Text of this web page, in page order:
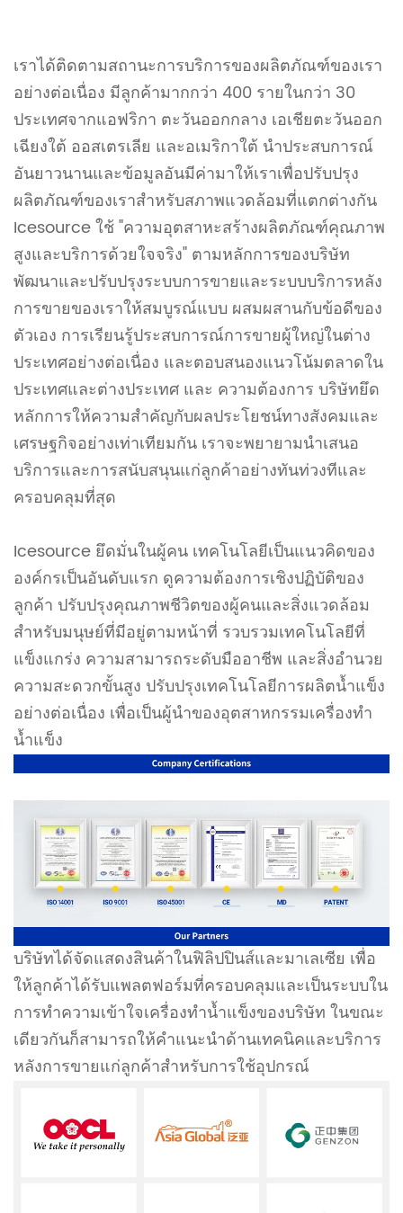
เราได้ติดตามสถานะการบริการของผลิตภัณฑ์ของเรา
อย่างต่อเนื่อง มีลูกค้ามากกว่า 400 รายในกว่า 30
ประเทศจากแอฟริกา ตะวันออกกลาง เอเชียตะวันออก
เฉียงใต้ ออสเตรเลีย และอเมริกาใต้ นำประสบการณ์
อันยาวนานและข้อมูลอันมีค่ามาให้เราเพื่อปรับปรุง
ผลิตภัณฑ์ของเราสำหรับสภาพแวดล้อมที่แตกต่างกัน
Icesource ใช้ "ความอุตสาหะสร้างผลิตภัณฑ์คุณภาพ
สูงและบริการด้วยใจจริง" ตามหลักการของบริษัท
พัฒนาและปรับปรุงระบบการขายและระบบบริการหลัง
การขายของเราให้สมบูรณ์แบบ ผสมผสานกับข้อดีของ
ตัวเอง การเรียนรู้ประสบการณ์การขายผู้ใหญ่ในต่าง
ประเทศอย่างต่อเนื่อง และตอบสนองแนวโน้มตลาดใน
ประเทศและต่างประเทศ และ ความต้องการ บริษัทยึด
หลักการให้ความสำคัญกับผลประโยชน์ทางสังคมและ
เศรษฐกิจอย่างเท่าเทียมกัน เราจะพยายามนำเสนอ
บริการและการสนับสนุนแก่ลูกค้าอย่างทันท่วงทีและ
ครอบคลุมที่สุด
Icesource ยึดมั่นในผู้คน เทคโนโลยีเป็นแนวคิดของ
องค์กรเป็นอันดับแรก ดูความต้องการเชิงปฏิบัติของ
ลูกค้า ปรับปรุงคุณภาพชีวิตของผู้คนและสิ่งแวดล้อม
สำหรับมนุษย์ที่มีอยู่ตามหน้าที่ รวบรวมเทคโนโลยีที่
แข็งแกร่ง ความสามารถระดับมืออาชีพ และสิ่งอำนวย
ความสะดวกขั้นสูง ปรับปรุงเทคโนโลยีการผลิตน้ำแข็ง
อย่างต่อเนื่อง เพื่อเป็นผู้นำของอุตสาหกรรมเครื่องทำ
น้ำแข็ง
บริษัทได้จัดแสดงสินค้าในฟิลิปปินส์และมาเลเซีย เพื่อ
ให้ลูกค้าได้รับแพลตฟอร์มที่ครอบคลุมและเป็นระบบใน
การทำความเข้าใจเครื่องทำน้ำแข็งของบริษัท ในขณะ
เดียวกันก็สามารถให้คำแนะนำด้านเทคนิคและบริการ
หลังการขายแก่ลูกค้าสำหรับการใช้อุปกรณ์